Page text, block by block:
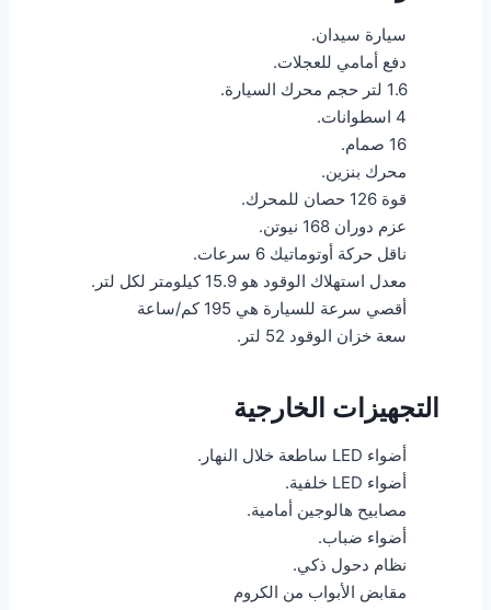
سيارة سيدان.
دفع أمامي للعجلات.
1.6 لتر حجم محرك السيارة.
4 اسطوانات.
16 صمام.
محرك بنزين.
قوة 126 حصان للمحرك.
عزم دوران 168 نيوتن.
ناقل حركة أوتوماتيك 6 سرعات.
معدل استهلاك الوقود هو 15.9 كيلومتر لكل لتر.
أقصي سرعة للسيارة هي 195 كم/ساعة
سعة خزان الوقود 52 لتر.
التجهيزات الخارجية
أضواء LED ساطعة خلال النهار.
أضواء LED خلفية.
مصابيح هالوجين أمامية.
أضواء ضباب.
نظام دحول ذكي.
مقابض الأبواب من الكروم